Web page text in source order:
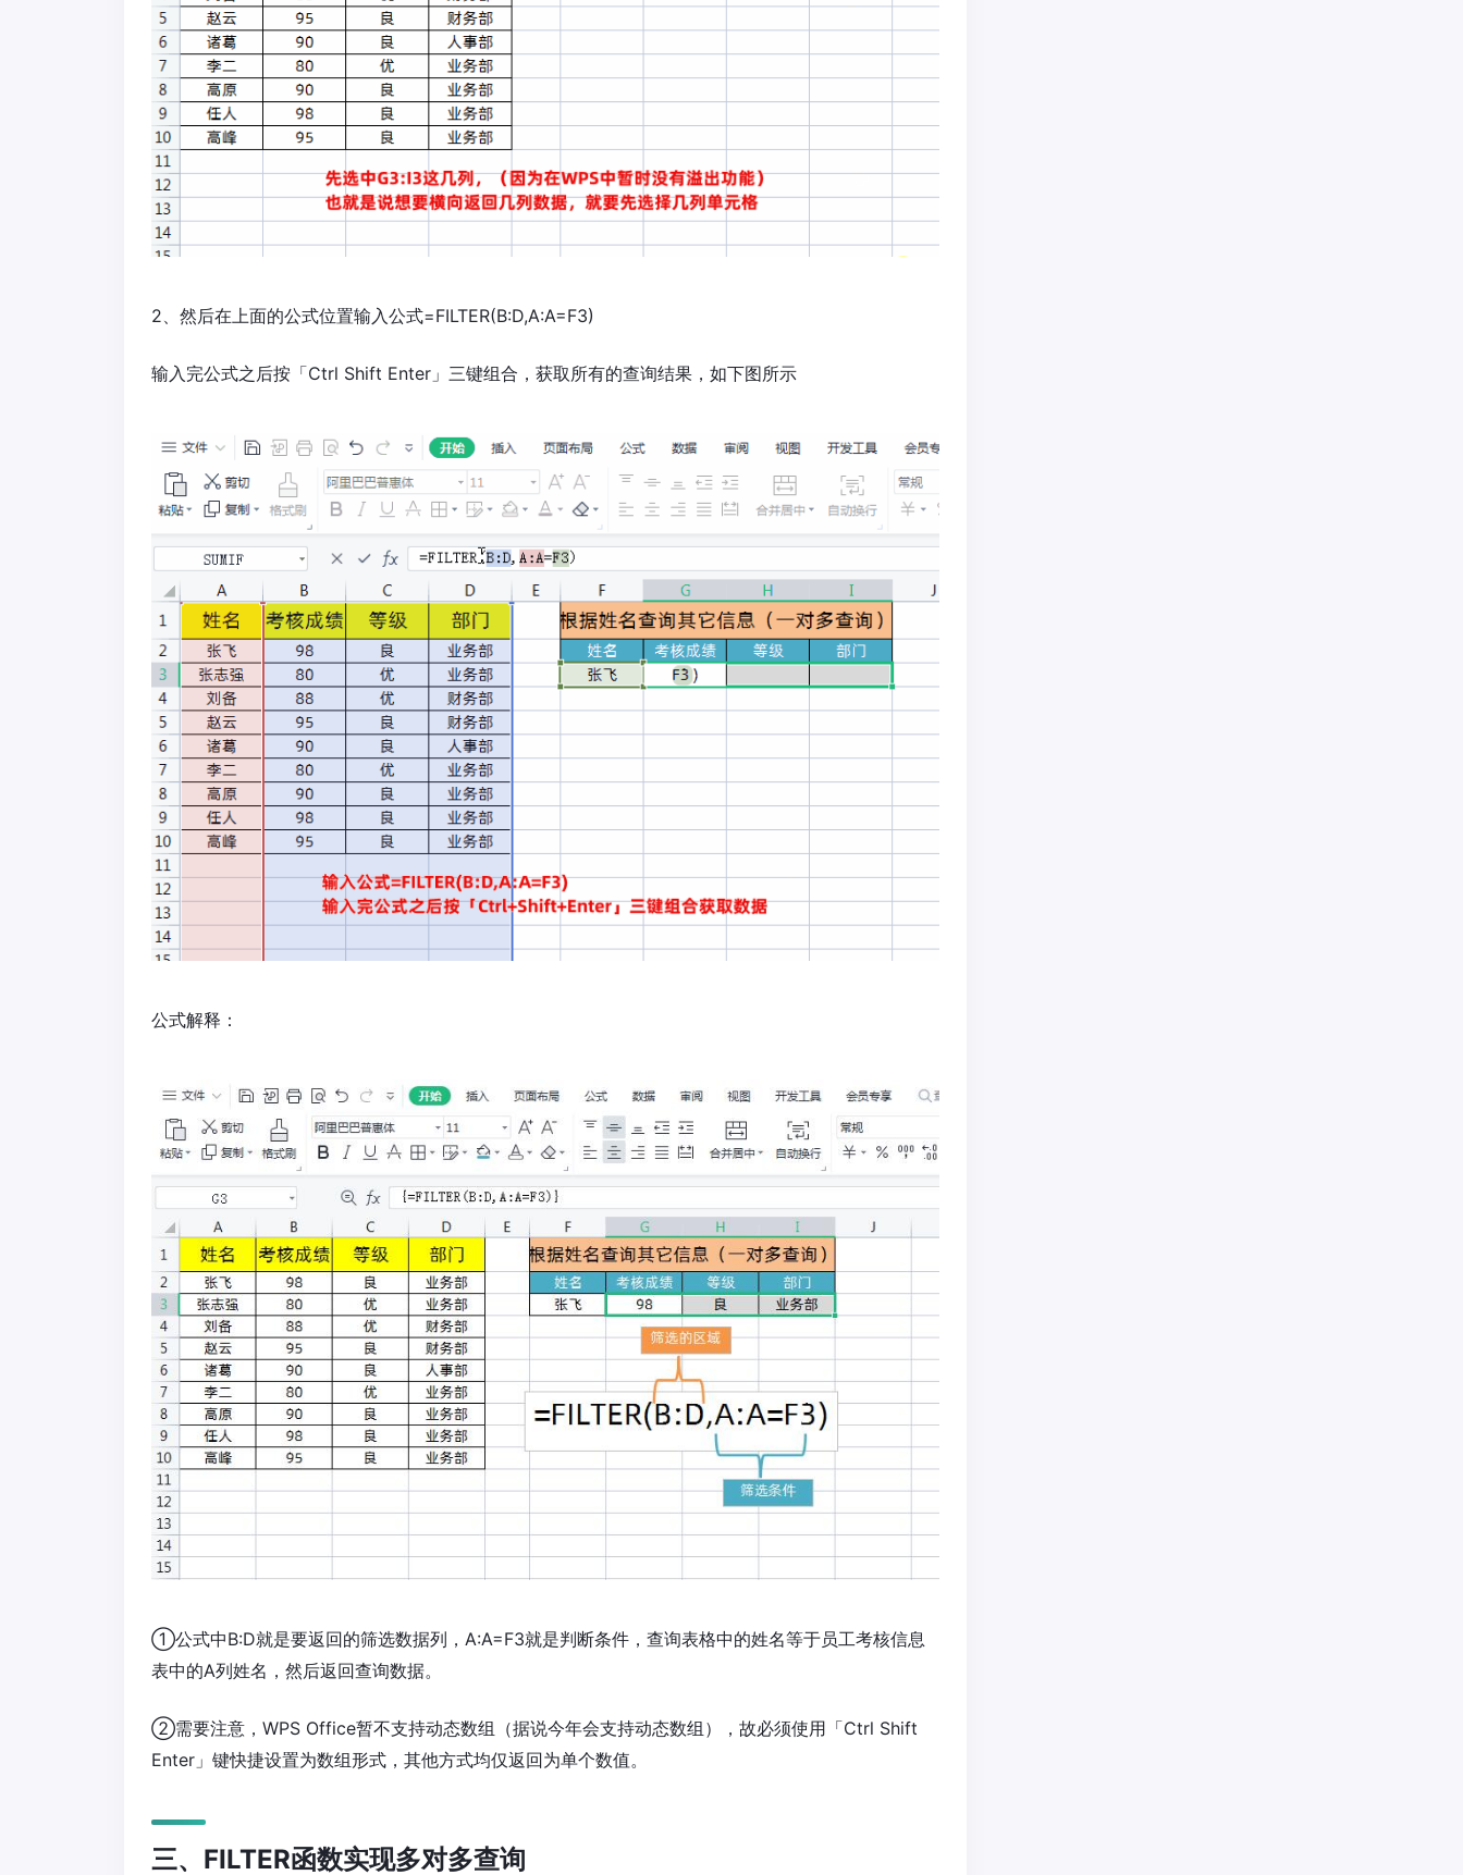
2、然后在上面的公式位置输入公式=FILTER(B:D,A:A=F3)
输入完公式之后按「Ctrl Shift Enter」三键组合，获取所有的查询结果，如下图所示
公式解释：
①公式中B:D就是要返回的筛选数据列，A:A=F3就是判断条件，查询表格中的姓名等于员工考核信息
表中的A列姓名，然后返回查询数据。
②需要注意，WPS Office暂不支持动态数组（据说今年会支持动态数组），故必须使用「Ctrl Shift
Enter」键快捷设置为数组形式，其他方式均仅返回为单个数值。
三、FILTER函数实现多对多查询